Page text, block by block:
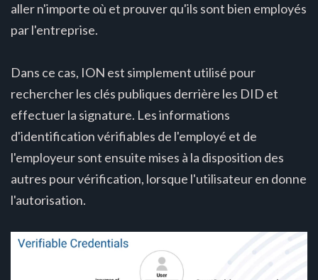
aller n'importe où et prouver qu'ils sont bien employés
par l'entreprise.
Dans ce cas, ION est simplement utilisé pour
rechercher les clés publiques derrière les DID et
effectuer la signature. Les informations
d'identification vérifiables de l'employé et de
l'employeur sont ensuite mises à la disposition des
autres pour vérification, lorsque l'utilisateur en donne
l'autorisation.